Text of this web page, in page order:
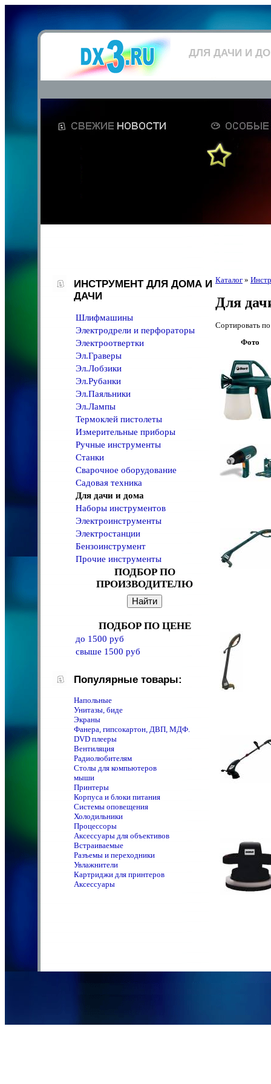
ДЛЯ ДАЧИ И
ИНСТРУМЕНТ ДЛЯ ДОМА И
ДАЧИ
Шлифмашины
Электродрели и перфораторы
Электроотвертки
Эл.Граверы
Эл.Лобзики
Эл.Рубанки
Эл.Паяльники
Эл.Лампы
Термоклей пистолеты
Измерительные приборы
Ручные инструменты
Станки
Сварочное оборудование
Садовая техника
Для дачи и дома
Наборы инструментов
Электроинструменты
Электростанции
Бензоинструмент
Прочие инструменты
ПОДБОР ПО
ПРОИЗВОДИТЕЛЮ
ПОДБОР ПО ЦЕНЕ
до 1500 руб
свыше 1500 руб
Популярные товары:
Напольные
Унитазы, биде
Экраны
Фанера, гипсокартон, ДВП, МДФ.
DVD плееры
Вентиляция
Радиолюбителям
Столы для компьютеров
мыши
Принтеры
Корпуса и блоки питания
Системы оповещения
Холодильники
Процессоры
Аксессуары для объективов
Встраиваемые
Разъемы и переходники
Увлажнители
Картриджи для принтеров
Аксессуары
Каталог »
Для
Сортировать
Фото